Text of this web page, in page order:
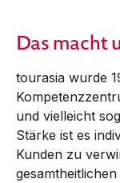
Das macht
tourasia wurde
und vielleicht
Stärke ist es
Kunden zu